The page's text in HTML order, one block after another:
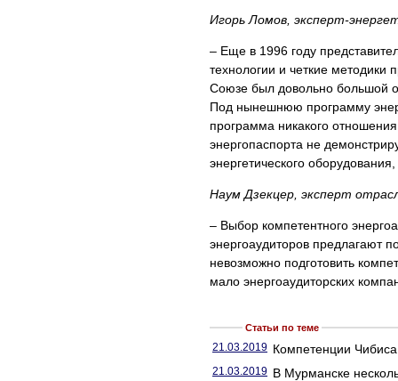
Игорь Ломов, эксперт-
– Еще в 1996 году
технологии и четкие методики
Союзе был довольно большой
Под нынешнюю программу
программа никакого
энергопаспорта не
энергетического
Наум Дзекцер, эксперт
– Выбор компетентного
энергоаудиторов предлагают
невозможно подготовить
мало энергоаудиторских
Статьи по теме
21.03.2019 Компетенции
21.03.2019 В Мурманске